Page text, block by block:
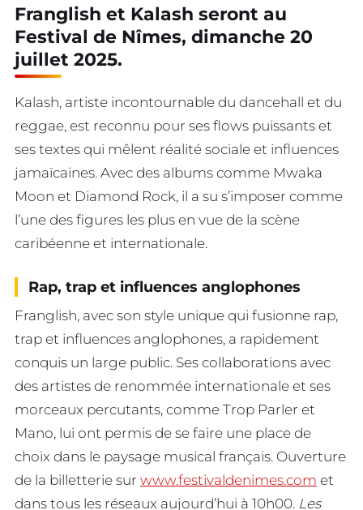
Franglish et Kalash seront au
Festival de Nîmes, dimanche 20
juillet 2025.
Kalash, artiste incontournable du dancehall et du
reggae, est reconnu pour ses flows puissants et
ses textes qui mêlent réalité sociale et influences
jamaïcaines. Avec des albums comme Mwaka
Moon et Diamond Rock, il a su s’imposer comme
l’une des figures les plus en vue de la scène
caribéenne et internationale.
Rap, trap et influences anglophones
Franglish, avec son style unique qui fusionne rap,
trap et influences anglophones, a rapidement
conquis un large public. Ses collaborations avec
des artistes de renommée internationale et ses
morceaux percutants, comme Trop Parler et
Mano, lui ont permis de se faire une place de
choix dans le paysage musical français. Ouverture
de la billetterie sur www.festivaldenimes.com et
dans tous les réseaux aujourd’hui à 10h00. Les